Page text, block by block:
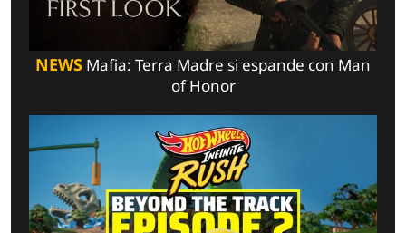
NEWS Mafia: Terra Madre si espande con Man
of Honor